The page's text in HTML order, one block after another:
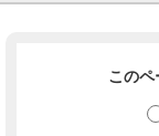
このペ